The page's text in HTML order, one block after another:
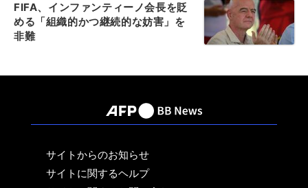
FIFA、インファンティーノ会長を貶
める「組織的かつ継続的な妨害」を
非難
サイトからのお知らせ
サイトに関するヘルプ